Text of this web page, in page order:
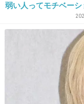
2014/11/07(金) 21:29:33
長澤まさみは基
整形してない人
弱い人ってモチベーシ
低いので貧乏人多い」